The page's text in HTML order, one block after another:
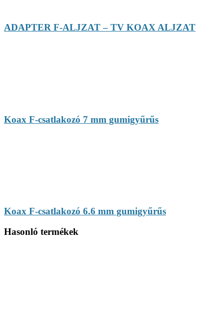
ADAPTER F-ALJZAT – TV KOAX ALJZAT
Koax F-csatlakozó 7 mm gumigyűrűs
Koax F-csatlakozó 6.6 mm gumigyűrűs
Hasonló termékek